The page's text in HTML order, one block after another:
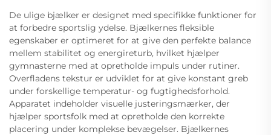
De ulige bjælker er designet med specifikke funktioner for
at forbedre sportslig ydelse. Bjælkernes fleksible
egenskaber er optimeret for at give den perfekte balance
mellem stabilitet og energireturb, hvilket hjælper
gymnasterne med at opretholde impuls under rutiner.
Overfladens tekstur er udviklet for at give konstant greb
under forskellige temperatur- og fugtighedsforhold.
Apparatet indeholder visuelle justeringsmærker, der
hjælper sportsfolk med at opretholde den korrekte
placering under komplekse bevægelser. Bjælkernes